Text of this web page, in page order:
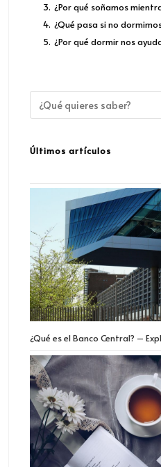
3. ¿Por qué soñamos
4. ¿Qué pasa si no
5. ¿Por qué dormir nos
Últimos artículos
¿Qué es el Banco Central? –